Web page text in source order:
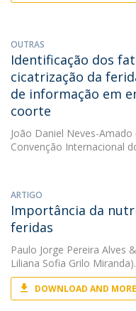
OUTRAS
Identificação dos
cicatrização da
de informação em
coorte
João Daniel Neves-Amado
Convenção Internacional
ARTIGO
Importância da
feridas
Paulo Jorge Pereira Alves &
Liliana Sofia Grilo
DOWNLOAD AND